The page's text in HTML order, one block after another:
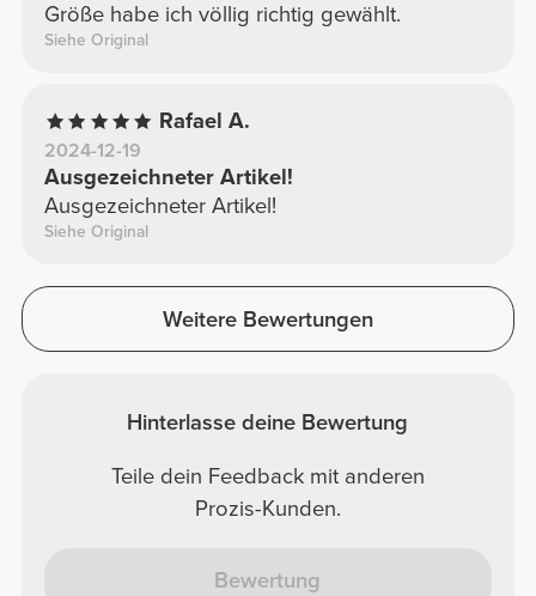
Größe habe ich völlig richtig gewählt.
Siehe Original
Rafael A.
2024-12-19
Ausgezeichneter Artikel!
Ausgezeichneter Artikel!
Siehe Original
Weitere Bewertungen
Hinterlasse deine Bewertung
Teile dein Feedback mit anderen
Prozis-Kunden.
Bewertung